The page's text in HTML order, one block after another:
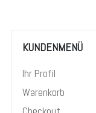
KUNDENMENÜ
Ihr Profil
Warenkorb